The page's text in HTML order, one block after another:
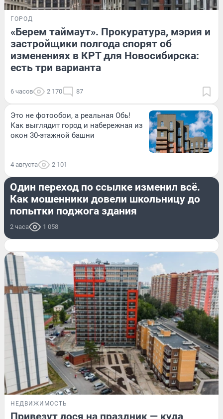
ГОРОД
«Берем таймаут». Прокуратура, мэрия и
застройщики полгода спорят об
изменениях в КРТ для Новосибирска:
есть три варианта
6 часов 2 170 87
Это не фотообои, а реальная Обь!
Как выглядит город и набережная из
окон 30-этажной башни
4 августа 2 101
ПРОИСШЕСТВИЯ
Один переход по ссылке изменил всё.
Как мошенники довели школьницу до
попытки поджога здания
2 часа 1 058
НЕДВИЖИМОСТЬ